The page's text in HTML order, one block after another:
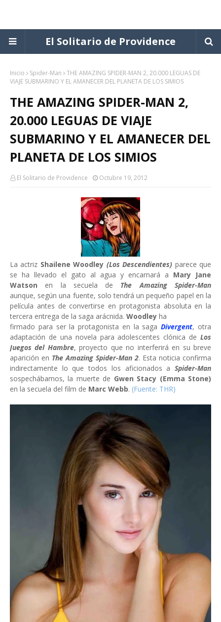
El Solitario de Providence
Inicio Spider-Man
THE AMAZING SPIDER-MAN 2, 20.000 LEGUAS DE
VIAJE SUBMARINO Y EL AMANECER DEL PLANETA DE LOS SIMIOS
THE AMAZING SPIDER-MAN 2,
20.000 LEGUAS DE VIAJE
SUBMARINO Y EL AMANECER DEL
PLANETA DE LOS SIMIOS
El Solitario de Providence Octubre 19, 2012
La actriz Shailene Woodley (Los Descendientes) parece que
se ha llevado el gato al agua y encarnará a Mary Jane
Watson en la secuela de The Amazing Spider-Man
aunque, según una fuente, solo tendrá un pequeño papel en la
película antes de convertirse en protagonista absoluta en la
tercera entrega de la saga arácnida. Woodley ha
firmado para ser la protagonista en la sagaDivergent, otra
adaptación de una novela para adolescentes clónica de Los
Juegos del Hambre, proyecto que no interferirá en su breve
aparición en The Amazing Spider-Man 2. Esta noticia confirma
indirectamente lo que todos los aficionados a Spider-Man
sospechábamos, la muerte de Gwen Stacy (Emma Stone)
en la secuela del film de Marc Webb. (Fuente: THR)